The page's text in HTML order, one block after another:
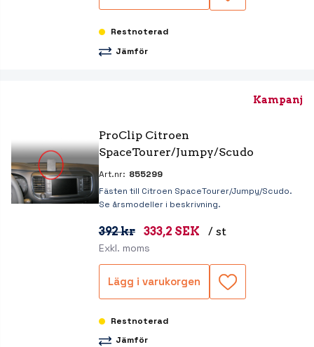
Restnoterad
Jämför
Kampanj
ProClip Citroen
SpaceTourer/Jumpy/Scudo
Art.nr: 855299
Fästen till Citroen SpaceTourer/Jumpy/Scudo.
Se årsmodeller i beskrivning.
392 kr 333,2 SEK / st
Exkl. moms
Lägg i varukorgen
Restnoterad
Jämför